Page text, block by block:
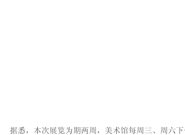
悉，本次展览为期两周，美术馆每周三、周六下